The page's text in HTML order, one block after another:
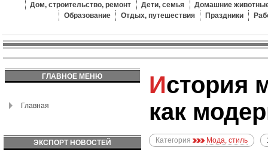
Дом, строительство, ремонт Дети, семья
Домашние
Образование
Отдых, путешествия Праздники
ГЛАВНОЕ МЕНЮ
Главная
ЭКСПОРТ НОВОСТЕЙ
История модных аксессуаров:
как
Категория Мода, стиль